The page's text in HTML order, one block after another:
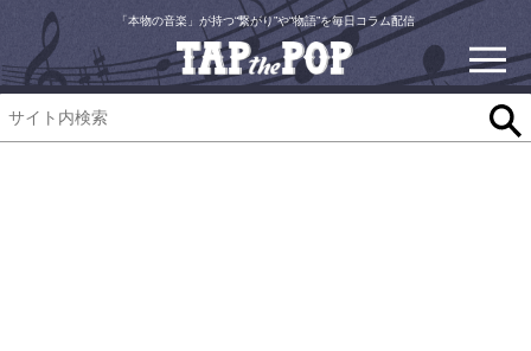
「本物の音楽」が持つ“繋がり”や“物語”を毎日コラム配信